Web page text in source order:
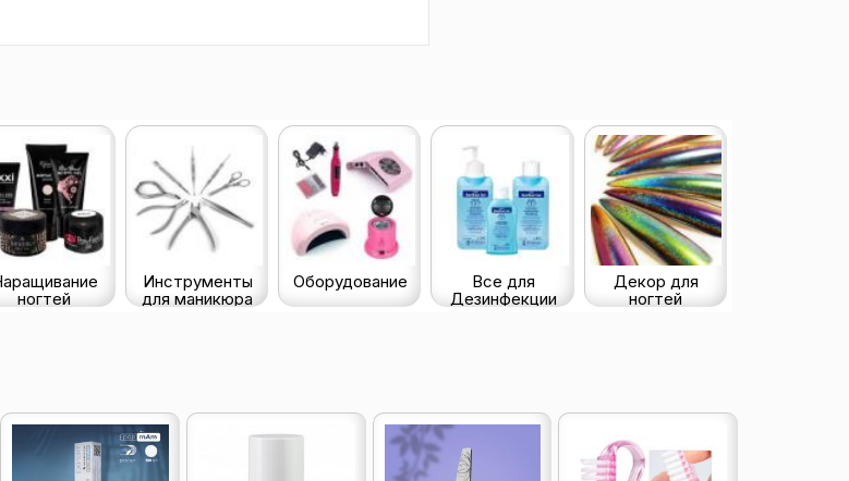
ногтей
Инструменты
для маникюра
Оборудование
Все для
Дезинфекции
Декор для
ногтей